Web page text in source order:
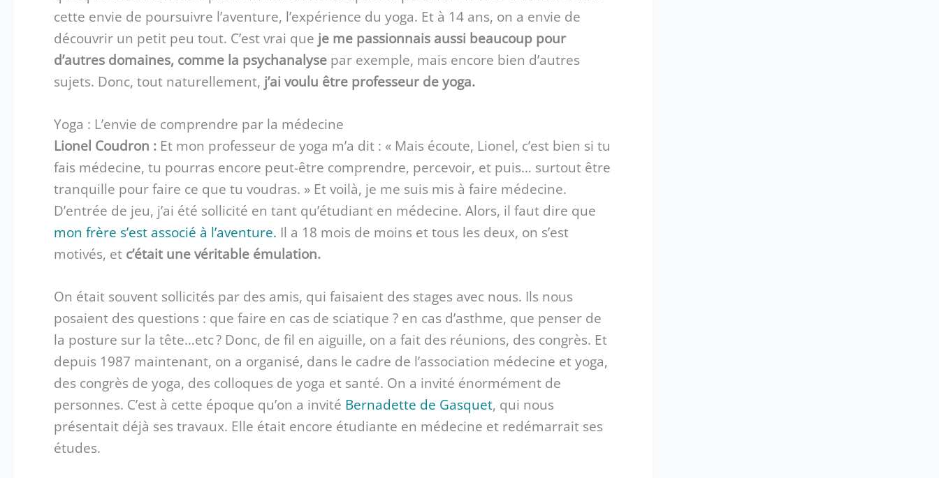
cette envie de poursuivre l’aventure, l’expérience du yoga. Et à 14 ans, on a envie de
découvrir un petit peu tout. C’est vrai que je me passionnais aussi beaucoup pour
d’autres domaines, comme la psychanalyse par exemple, mais encore bien d’autres
sujets. Donc, tout naturellement, j’ai voulu être professeur de yoga.
Yoga : L’envie de comprendre par la médecine
Lionel Coudron : Et mon professeur de yoga m’a dit : « Mais écoute, Lionel, c’est bien si tu
fais médecine, tu pourras encore peut-être comprendre, percevoir, et puis… surtout être
tranquille pour faire ce que tu voudras. » Et voilà, je me suis mis à faire médecine.
D’entrée de jeu, j’ai été sollicité en tant qu’étudiant en médecine. Alors, il faut dire que
mon frère s’est associé à l’aventure. Il a 18 mois de moins et tous les deux, on s’est
motivés, et c’était une véritable émulation.
On était souvent sollicités par des amis, qui faisaient des stages avec nous. Ils nous
posaient des questions : que faire en cas de sciatique ? en cas d’asthme, que penser de
la posture sur la tête…etc ? Donc, de fil en aiguille, on a fait des réunions, des congrès. Et
depuis 1987 maintenant, on a organisé, dans le cadre de l’association médecine et yoga,
des congrès de yoga, des colloques de yoga et santé. On a invité énormément de
personnes. C’est à cette époque qu’on a invité Bernadette de Gasquet, qui nous
présentait déjà ses travaux. Elle était encore étudiante en médecine et redémarrait ses
études.